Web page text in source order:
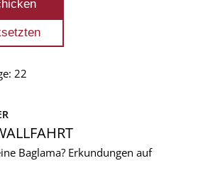
22
Baglama? Erkundungen auf